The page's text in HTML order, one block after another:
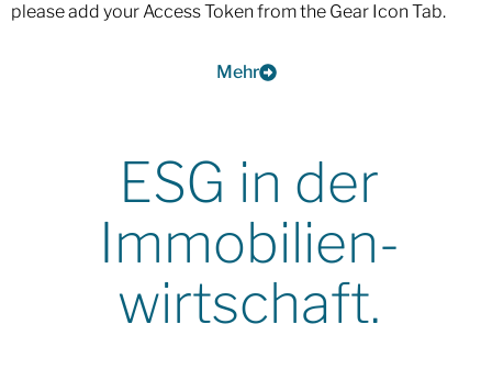
please add your Access Token from the Gear Icon Tab.
Mehr
ESG in der
Immobilien-
wirtschaft.